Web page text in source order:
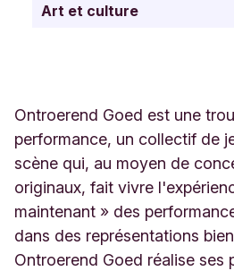
Art et culture
Ontroerend Goed est une
performance, un collectif de
scène qui, au moyen de
originaux, fait vivre
maintenant » des
dans des représentations
Ontroerend Goed réalise ses